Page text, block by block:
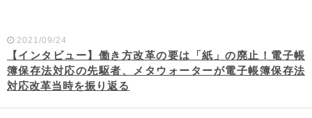
2021/09/24
【インタビュー】働き方改革の要は「紙」の廃止！電子帳
簿保存法対応の先駆者、メタウォーターが電子帳簿保存法
対応改革当時を振り返る